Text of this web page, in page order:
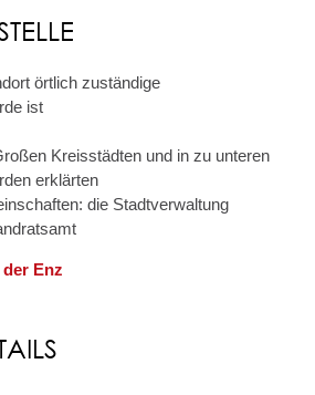
örtlich zuständige
ist
Kreisstädten und in zu unteren
erklärten
die Stadtverwaltung
Enz